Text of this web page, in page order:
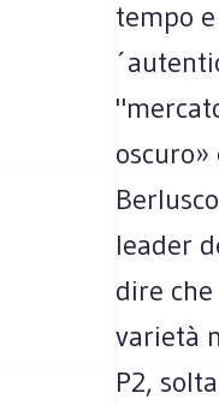
tempo
leader
dire
varietà
P2,